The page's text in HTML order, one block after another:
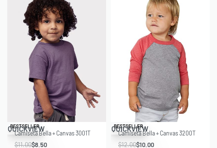
Save $2.50
BESTSELLER
QUICKVIEW
Camiseta Bella + Canvas 3001T
$11.00$8.50
Save $2.00
BESTSELLER
QUICKVIEW
Camiseta Bella + Canvas 3200T
$12.00$10.00